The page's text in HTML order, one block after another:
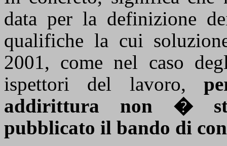
data per la definizione
qualifiche la cui
2001, come nel caso
ispettori del lavoro,
addirittura non �
pubblicato il bando di